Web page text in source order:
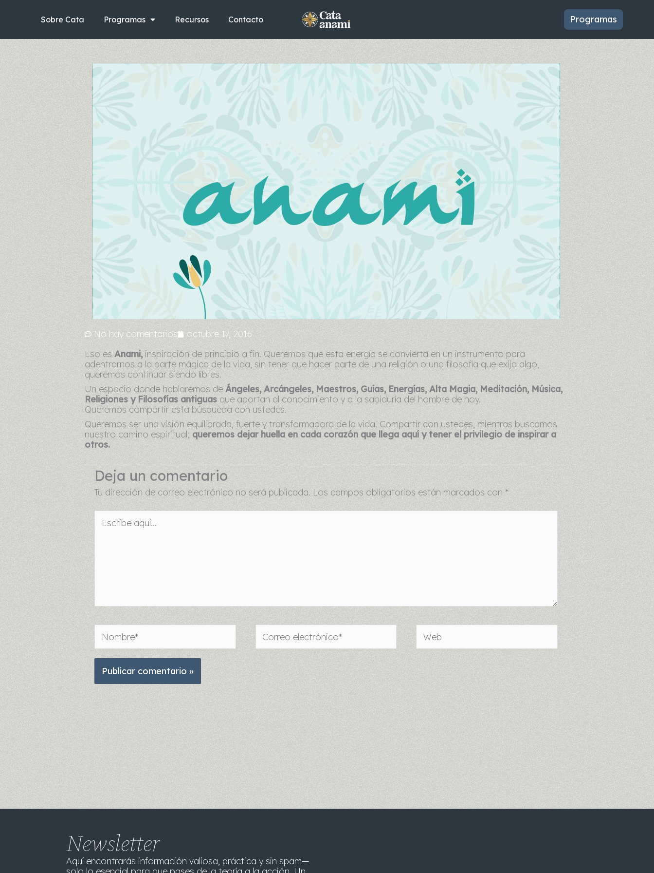
contenidoSobre Cata Programas Recursos Contacto Programas
No hay comentarios
octubre 17, 2016
Eso es Anami,inspiración de principio a fin. Queremos que esta energía se convierta en un instrumento para
adentrarnos a la parte mágica de la vida, sin tener que hacer parte de una religión o una filosofía que exija algo,
queremos continuar siendo libres.
Un espacio donde hablaremos de Ángeles, Arcángeles, Maestros, Guías, Energías, Alta Magia, Meditación, Música,
Religiones y Filosofías antiguas que aportan al conocimiento y a la sabiduría del hombre de hoy.
Queremos compartir esta búsqueda con ustedes.
Queremos ser una visión equilibrada, fuerte y transformadora de la vida. Compartir con ustedes, mientras buscamos
nuestro camino espiritual; queremos dejar huella en cada corazón que llega aquí y tener el privilegio de inspirar a
otros.
Deja un comentario
Tu dirección de correo electrónico no será publicada. Los campos obligatorios están marcados con*
aquí...
electrónico*
Newsletter
Aquí encontrarás información valiosa, práctica y sin spam—